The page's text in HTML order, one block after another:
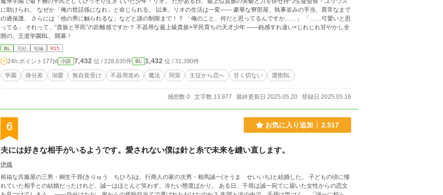
に助けられ、 なぜか「俺の世話係になれ」と命じられる。 以来、リオの生活は一変―― 豪華な寮部屋、執事並みの手当、異常なまで
の過保護、 さらには「他の男に触られるな」などと謎の制限まで！？ 「俺のこと、何だと思ってるんですか……」 「……可愛いと思
ってる」 それって、“貴族と平民”の距離感ですか？ 不器用な最上級貴族×平民育ちの天才少年 ――鈍感すれ違い×じれじれ甘やかし全
開の、王道学園BL、開幕！
BL 完結 短編 R15
24h.ポイント 177pt 小説 7,432 位 / 228,635件 BL 1,432 位 / 31,390件
学園 身分差 溺愛 無自覚受け 不器用攻め 魔法 同室 主従から恋へ 甘く切ない 濃密BL
感想数 0 文字数 13,977 最終更新日 2025.05.20 登録日 2025.05.16
6 お気に入り追加 2,517
夫には好きな相手がいるようです。愛されない僕は針と糸で未来を縫い直します。
伊織
裕福な呉服屋の三男・桐生千尋(きりゅう ちひろ)は、行商人の家の次男・相馬誠一(そうま せいいち)と結婚した。 子どもの頃に憧
れていた相手との結婚だったけれど、誠一はほとんど笑わず、冷たい態度ばかり。 ある日、千尋は誠一宛てに届いた女性からの恋文